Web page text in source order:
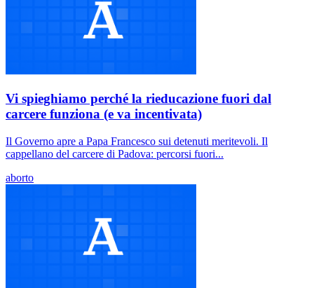
Vi spieghiamo perché la rieducazione fuori dal
carcere funziona (e va incentivata)
Il Governo apre a Papa Francesco sui detenuti meritevoli. Il
cappellano del carcere di Padova: percorsi fuori...
aborto